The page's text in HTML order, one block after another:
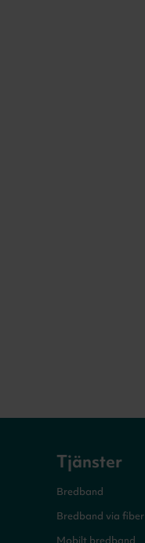
Tjänster
Bredband
Bredband via fiber
Mobilt bredband